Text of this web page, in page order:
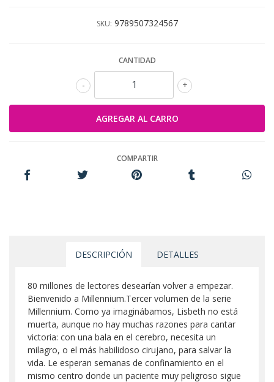
SKU: 9789507324567
CANTIDAD
+
-
COMPARTIR
DESCRIPCIÓN DETALLES
80 millones de lectores desearían volver a empezar.
Bienvenido a Millennium.Tercer volumen de la serie
Millennium. Como ya imaginábamos, Lisbeth no está
muerta, aunque no hay muchas razones para cantar
victoria: con una bala en el cerebro, necesita un
milagro, o el más habilidoso cirujano, para salvar la
vida. Le esperan semanas de confinamiento en el
mismo centro donde un paciente muy peligroso sigue